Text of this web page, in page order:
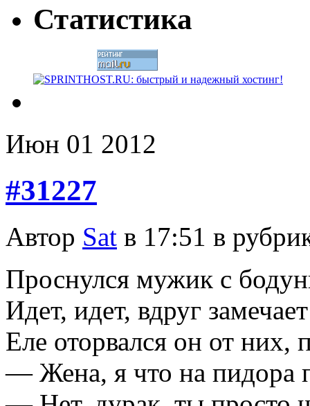
Статистика
Июн 01 2012
#31227
Автор Sat в 17:51 в
Проснулся мужик с
Идет, идет, вдруг
Еле оторвался он от них,
— Жена, я что на пидора